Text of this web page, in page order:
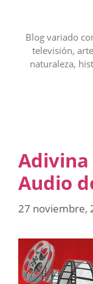
contenidoBlog variado
televisión,
naturaleza,
Audio
27 noviembre,